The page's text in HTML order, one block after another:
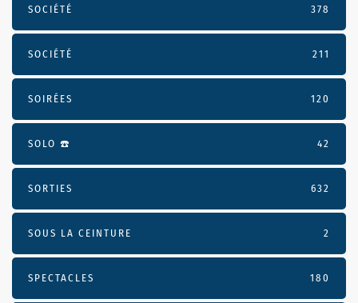
SOCIÉTÉ 378
SOCIÉTÉ 211
SOIRÉES 120
SOLO ☎️ 42
SORTIES 632
SOUS LA CEINTURE 2
SPECTACLES 180